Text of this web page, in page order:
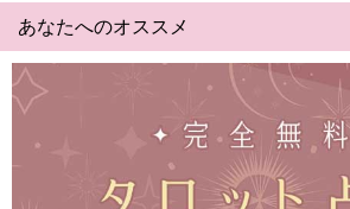
あなたへのオススメ